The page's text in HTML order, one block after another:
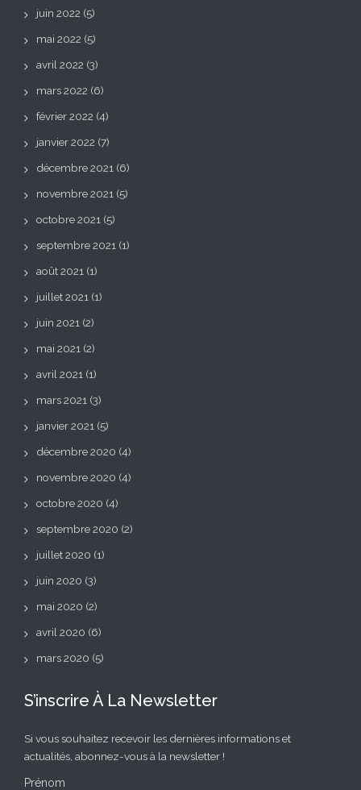
juin 2022 (5)
mai 2022 (5)
avril 2022 (3)
mars 2022 (6)
février 2022 (4)
janvier 2022 (7)
décembre 2021 (6)
novembre 2021 (5)
octobre 2021 (5)
septembre 2021 (1)
août 2021 (1)
juillet 2021 (1)
juin 2021 (2)
mai 2021 (2)
avril 2021 (1)
mars 2021 (3)
janvier 2021 (5)
décembre 2020 (4)
novembre 2020 (4)
octobre 2020 (4)
septembre 2020 (2)
juillet 2020 (1)
juin 2020 (3)
mai 2020 (2)
avril 2020 (6)
mars 2020 (5)
S’inscrire À La Newsletter
Si vous souhaitez recevoir les dernières informations et
actualités, abonnez-vous à la newsletter !
Prénom